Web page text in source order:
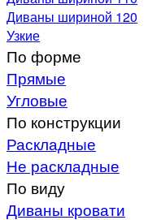
Диваны шириной 120
Узкие
По форме
Прямые
Угловые
По конструкции
Раскладные
Не раскладные
По виду
Диваны кровати